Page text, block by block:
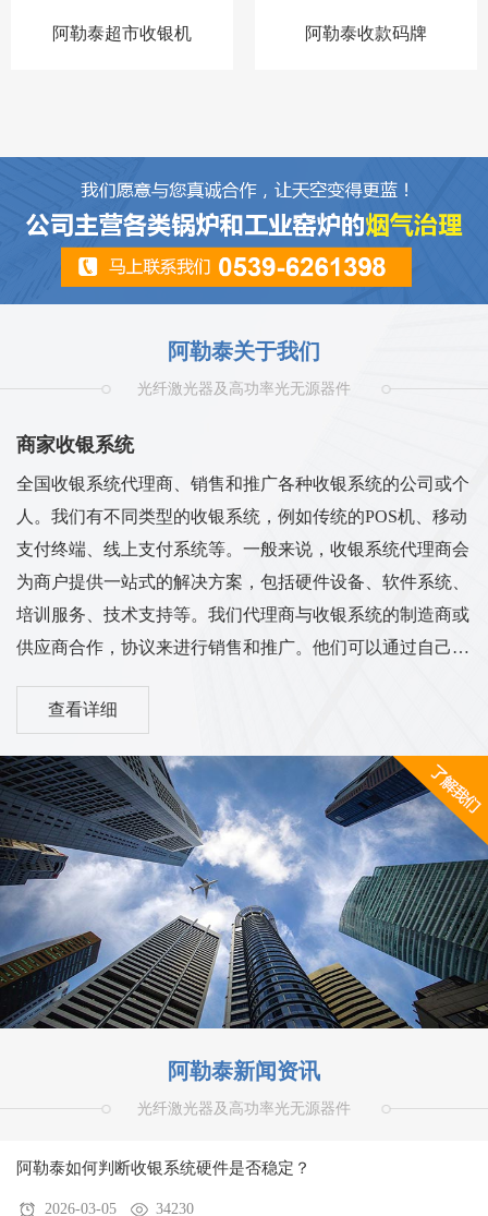
阿勒泰超市收银机 阿勒泰收款码牌
阿勒泰关于我们
光纤激光器及高功率光无源器件
商家收银系统
全国收银系统代理商、销售和推广各种收银系统的公司或个
人。我们有不同类型的收银系统，例如传统的POS机、移动
支付终端、线上支付系统等。一般来说，收银系统代理商会
为商户提供一站式的解决方案，包括硬件设备、软件系统、
培训服务、技术支持等。我们代理商与收银系统的制造商或
供应商合作，协议来进行销售和推广。他们可以通过自己的
实现销售和服务的业务目标。我们的工作范围和服务内容可
他们需要与客户进行沟通，了解客户的需求，并为他们提供
适合的收银系统解决方案。同时，代理商也需与收银系统供
应商保持密切的合作关系，...
查看详细
阿勒泰新闻资讯
光纤激光器及高功率光无源器件
阿勒泰如何判断收银系统硬件是否稳定？
2026-03-05 34230